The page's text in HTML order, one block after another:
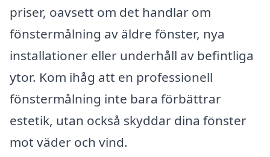
priser, oavsett om det handlar om
fönstermålning av äldre fönster, nya
installationer eller underhåll av befintliga
ytor. Kom ihåg att en professionell
fönstermålning inte bara förbättrar
estetik, utan också skyddar dina fönster
mot väder och vind.